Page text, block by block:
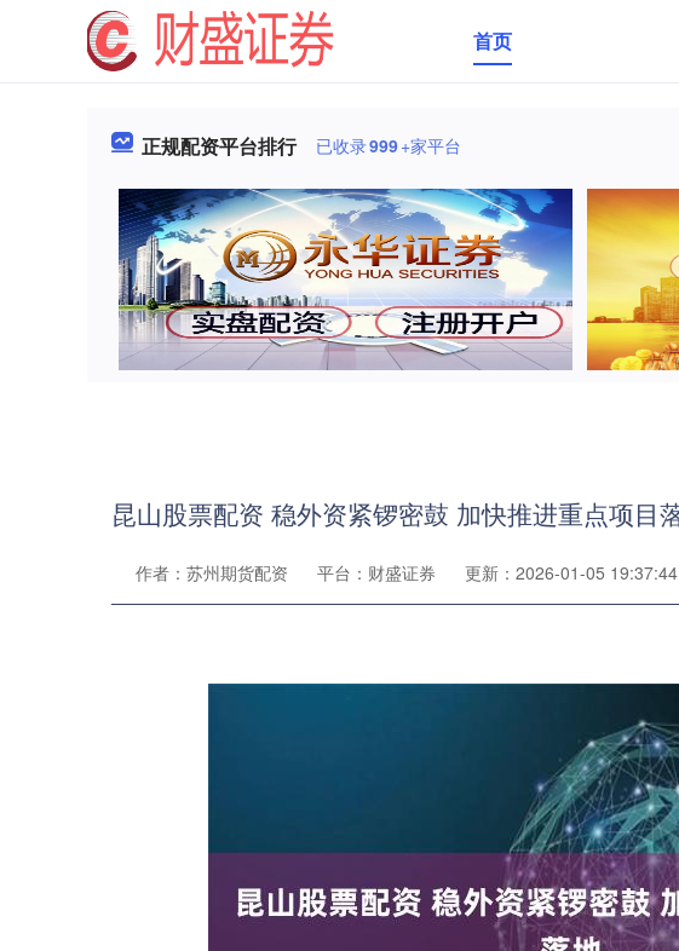
首页
正规配资平台排行 已收录999+家平台
昆山股票配资 稳外资紧锣密鼓 加快推进重点项目
作者：苏州期货配资 平台：财盛证券 更新：2026-01-05 19:37:44